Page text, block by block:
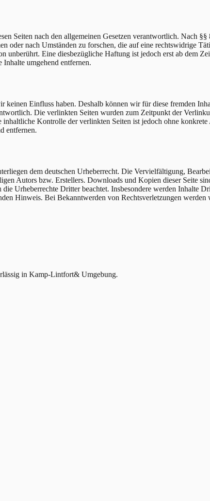
Seiten nach den allgemeinen Gesetzen verantwortlich. Nach
oder nach Umständen zu forschen, die auf eine rechtswidrige
unberührt. Eine diesbezügliche Haftung ist jedoch erst ab dem
umgehend entfernen.
Einfluss haben. Deshalb können wir für diese fremden
Die verlinkten Seiten wurden zum Zeitpunkt der
Kontrolle der verlinkten Seiten ist jedoch ohne
entfernen.
dem deutschen Urheberrecht. Die Vervielfältigung,
Autors bzw. Erstellers. Downloads und Kopien dieser Seite
Urheberrechte Dritter beachtet. Insbesondere werden Inhalte
Hinweis. Bei Bekanntwerden von Rechtsverletzungen werden
in Kamp-Lintfort& Umgebung.